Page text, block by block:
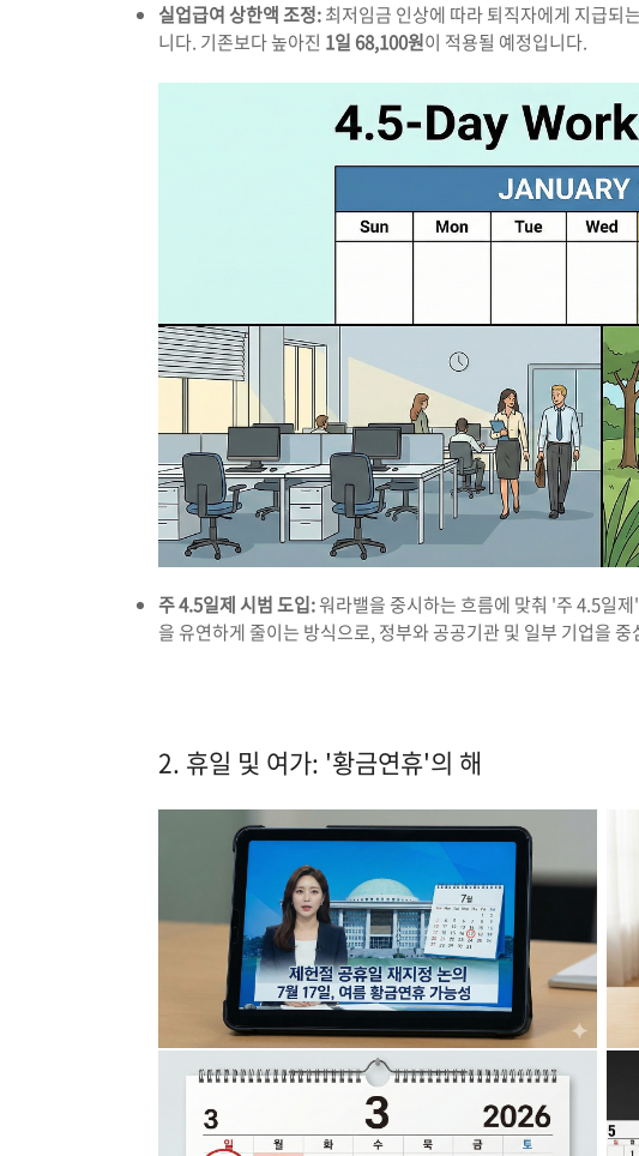
실업급여 상한액 조정:최저임금 인상에 따라 퇴직자에게 지급되
니다. 기존보다 높아진 1일 68,100원이 적용될 예정입니다.
주 4.5일제 시범 도입:워라밸을 중시하는 흐름에 맞춰 '주 4.5일
을 유연하게 줄이는 방식으로, 정부와 공공기관 및 일부 기업을
2. 휴일 및 여가: '황금연휴'의 해